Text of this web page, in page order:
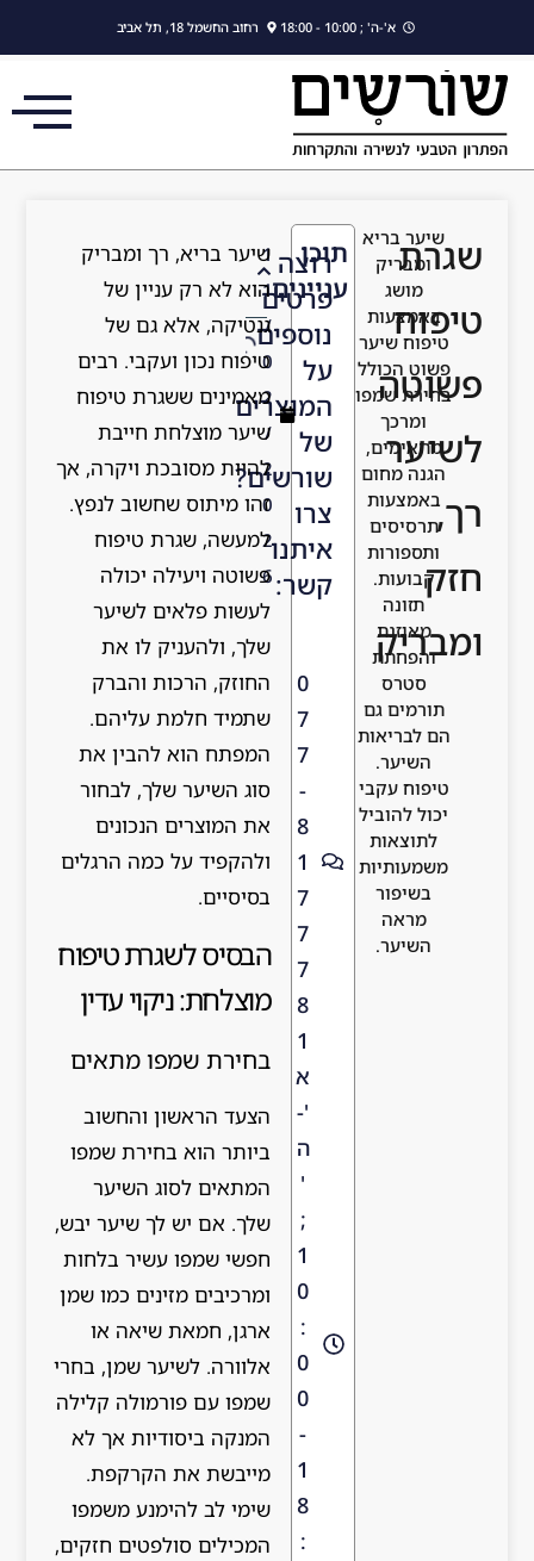
א'-ה' ; 10:00 - 18:00 רחוב החשמל 18, תל אביב
שגרת
טיפוח
פשוטה
לשיער
רך,
חזק
ומבריק
שיער בריא
ומבריק
מושג
באמצעות
טיפוח שיער
פשוט הכולל
בחירת שמפו
ומרכך
מתאימים,
הגנה מחום
באמצעות
תרסיסים
ותספורות
קבועות.
תזונה
מאוזנת
והפחתת
סטרס
תורמים גם
הם לבריאות
השיער.
טיפוח עקבי
יכול להוביל
לתוצאות
משמעותיות
בשיפור
מראה
השיער.
רוצה
פרטים
נוספים
על
המוצרים
של
שורשים?
צרו
איתנו
קשר:
0
7
7
-
8
1
7
7
7
8
1
א
'-
ה
'
;
1
0
:
0
0
-
1
8
:
1
1
/
0
2
/
2
0
2
6
תוכן
עניינים
שיער בריא, רך ומבריק
הוא לא רק עניין של
גנטיקה, אלא גם של
טיפוח נכון ועקבי. רבים
מאמינים ששגרת טיפוח
שיער מוצלחת חייבת
להיות מסובכת ויקרה, אך
זהו מיתוס שחשוב לנפץ.
למעשה, שגרת טיפוח
פשוטה ויעילה יכולה
לעשות פלאים לשיער
שלך, ולהעניק לו את
החוזק, הרכות והברק
שתמיד חלמת עליהם.
המפתח הוא להבין את
סוג השיער שלך, לבחור
את המוצרים הנכונים
ולהקפיד על כמה הרגלים
בסיסיים.
הבסיס לשגרת טיפוח
מוצלחת: ניקוי עדין
בחירת שמפו מתאים
הצעד הראשון והחשוב
ביותר הוא בחירת שמפו
המתאים לסוג השיער
שלך. אם יש לך שיער יבש,
חפשי שמפו עשיר בלחות
ומרכיבים מזינים כמו שמן
ארגן, חמאת שיאה או
אלוורה. לשיער שמן, בחרי
שמפו עם פורמולה קלילה
המנקה ביסודיות אך לא
מייבשת את הקרקפת.
שימי לב להימנע משמפו
המכילים סולפטים חזקים,